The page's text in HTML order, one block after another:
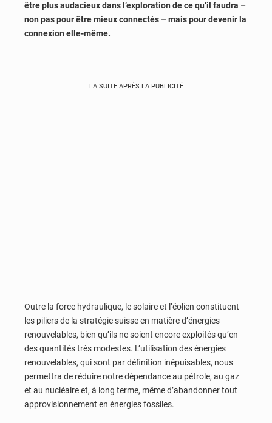
être plus audacieux dans l’exploration de ce qu’il faudra –
non pas pour être mieux connectés – mais pour devenir la
connexion elle-même.
LA SUITE APRÈS LA PUBLICITÉ
Outre la force hydraulique, le solaire et l’éolien constituent
les piliers de la stratégie suisse en matière d’énergies
renouvelables, bien qu’ils ne soient encore exploités qu’en
des quantités très modestes. L’utilisation des énergies
renouvelables, qui sont par définition inépuisables, nous
permettra de réduire notre dépendance au pétrole, au gaz
et au nucléaire et, à long terme, même d’abandonner tout
approvisionnement en énergies fossiles.